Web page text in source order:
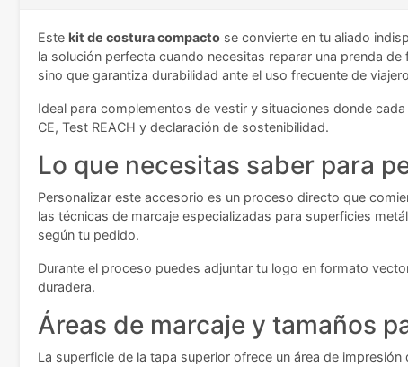
Este kit de costura compacto se convierte en tu aliado
la solución perfecta cuando necesitas reparar una prenda
sino que garantiza durabilidad ante el uso frecuente de
Ideal para complementos de vestir y situaciones donde
CE, Test REACH y declaración de sostenibilidad.
Lo que necesitas saber para
Personalizar este accesorio es un proceso directo que
las técnicas de marcaje especializadas para superficies
según tu pedido.
Durante el proceso puedes adjuntar tu logo en formato
duradera.
Áreas de marcaje y tamaños
La superficie de la tapa superior ofrece un área de impresión